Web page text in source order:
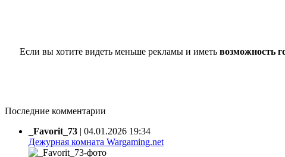
Если вы хотите видеть меньше рекламы и иметь возможность
Последние комментарии
_Favorit_73 | 04.01.2026 19:34
Дежурная комната Wargaming.net